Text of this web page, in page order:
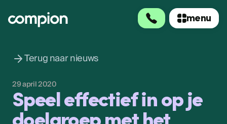
menu
Terug naar nieuws
29 april 2020
Speel effectief in op je
doelgroep met het